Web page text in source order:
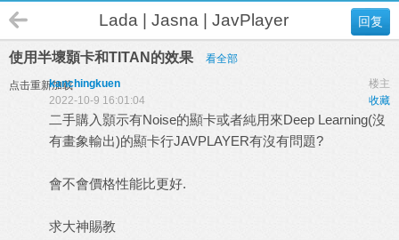
回复
Lada | Jasna | JavPlayer
使用半壞顥卡和TITAN的效果 看全部
点击重新加载 楼主
kanchingkuen
收藏
2022-10-9 16:01:04
二手購入顥示有Noise的顯卡或者純用來Deep Learning(沒
有畫象輸出)的顯卡行JAVPLAYER有沒有問題?
會不會價格性能比更好.
求大神賜教